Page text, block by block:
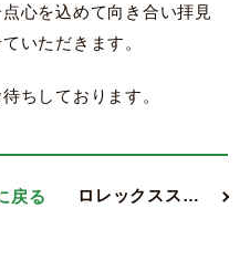
心を込めて向き合い拝見
いただきます。
ちしております。
戻る ロレックスス…